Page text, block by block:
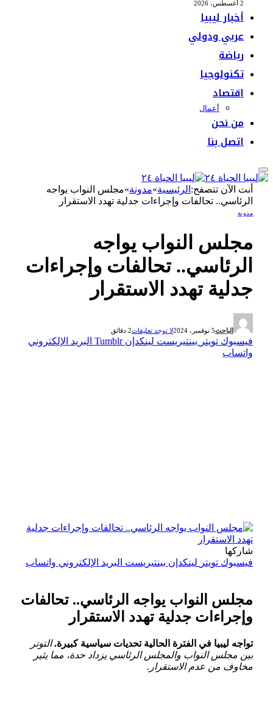
أخبار ليبيا
عربي ودولي
رياضة
تكنولوجيا
اقتصاد
أعمال
من نحن
اتصل بنا
أنت الآن تتصفح:الرئيسية»مدونة»مجلس النواب يواجه
الرئاسي.. تحالفات وإجراءات جدلية تهدد الاستقرار
مدونة
مجلس النواب يواجه
الرئاسي.. تحالفات وإجراءات
جدلية تهدد الاستقرار
الباحث5 نوفمبر، 2024 لا توجد تعليقات2 دقائق
فيسبوك تويتر بينتيريست لينكدإن Tumblr البريد الإلكتروني
واتساب
شاركها
فيسبوك تويتر لينكدإن بينتيريست البريد الإلكتروني واتساب
مجلس النواب يواجه الرئاسي.. تحالفات
وإجراءات جدلية تهدد الاستقرار
تواجه ليبيا في الفترة الحالية تحديات سياسية كبيرة. التوتر
بين مجلس النواب والمجلس الرئاسي يزداد حدة، مما⁢ يثير
مخاوف من عدم الاستقرار.